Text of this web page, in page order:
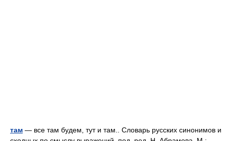
там — все там будем, тут и там.. Словарь русских синонимов и